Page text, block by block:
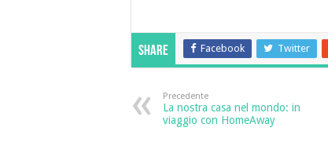
Share Facebook Twitter
Precedente
La nostra casa nel mondo: in
viaggio con HomeAway